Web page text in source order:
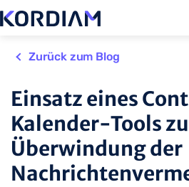
Zurück zum Blog
Einsatz eines
Kalender-Tools
Überwindung der